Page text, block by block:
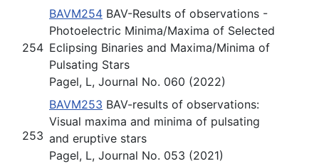
254
BAVM254 BAV-Results of observations -
Photoelectric Minima/Maxima of Selected
Eclipsing Binaries and Maxima/Minima of
Pulsating Stars
Pagel, L, Journal No. 060 (2022)
253
BAVM253 BAV-results of observations:
Visual maxima and minima of pulsating
and eruptive stars
Pagel, L, Journal No. 053 (2021)